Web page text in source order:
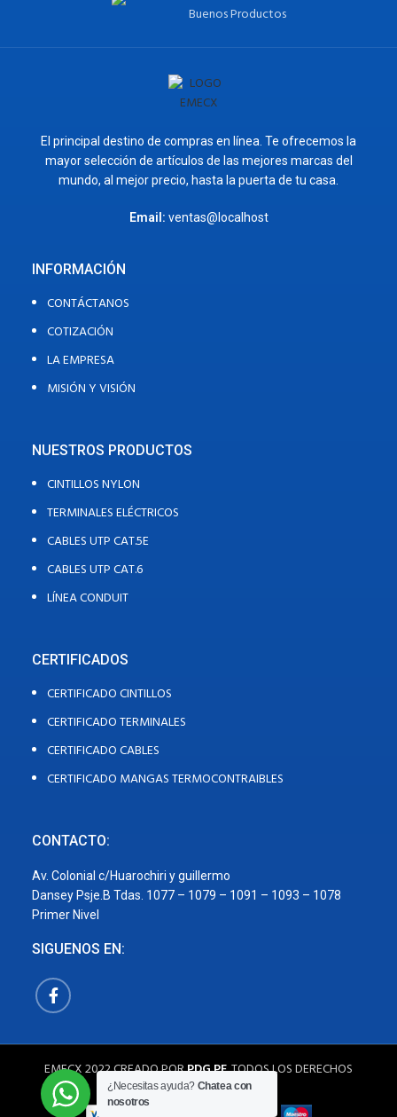
Buenos Productos
El principal destino de compras en línea. Te ofrecemos la
mayor selección de artículos de las mejores marcas del
mundo, al mejor precio, hasta la puerta de tu casa.
Email: ventas@localhost
INFORMACIÓN
CONTÁCTANOS
COTIZACIÓN
LA EMPRESA
MISIÓN Y VISIÓN
NUESTROS PRODUCTOS
CINTILLOS NYLON
TERMINALES ELÉCTRICOS
CABLES UTP CAT.5E
CABLES UTP CAT.6
LÍNEA CONDUIT
CERTIFICADOS
CERTIFICADO CINTILLOS
CERTIFICADO TERMINALES
CERTIFICADO CABLES
CERTIFICADO MANGAS TERMOCONTRAIBLES
CONTACTO:
Av. Colonial c/Huarochiri y guillermo
Dansey Psje.B Tdas. 1077 – 1079 – 1091 – 1093 – 1078
Primer Nivel
SIGUENOS EN:
EMECX2022 CREADO PORPDG.PE. TODOS LOS DERECHOS
RESERVADOS
¿Necesitas ayuda? Chatea con
nosotros